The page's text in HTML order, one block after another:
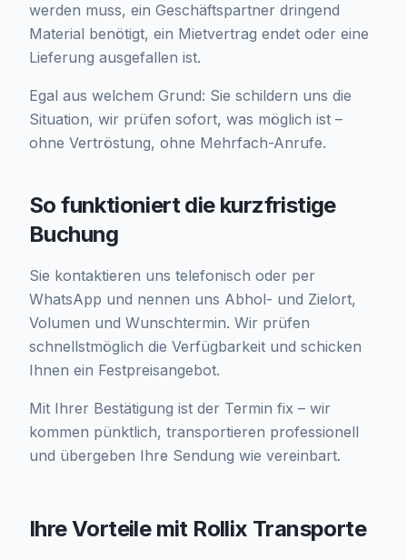
werden muss, ein Geschäftspartner dringend
Material benötigt, ein Mietvertrag endet oder eine
Lieferung ausgefallen ist.
Egal aus welchem Grund: Sie schildern uns die
Situation, wir prüfen sofort, was möglich ist –
ohne Vertröstung, ohne Mehrfach-Anrufe.
So funktioniert die kurzfristige
Buchung
Sie kontaktieren uns telefonisch oder per
WhatsApp und nennen uns Abhol- und Zielort,
Volumen und Wunschtermin. Wir prüfen
schnellstmöglich die Verfügbarkeit und schicken
Ihnen ein Festpreisangebot.
Mit Ihrer Bestätigung ist der Termin fix – wir
kommen pünktlich, transportieren professionell
und übergeben Ihre Sendung wie vereinbart.
Ihre Vorteile mit Rollix Transporte